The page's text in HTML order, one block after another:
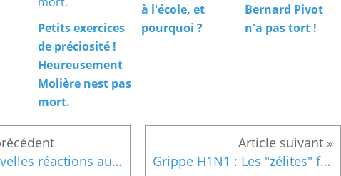
Petits exercices
de préciosité !
Heureusement
Molière nest pas
mort.
à l'école, et
pourquoi ?
Bernard Pivot
n'a pas tort !
Deux nouvelles réactions au témoignage de "Ramsès". Grippe H1N1 : Les "zélites" feraient vaccin à part, selon le Figaro.